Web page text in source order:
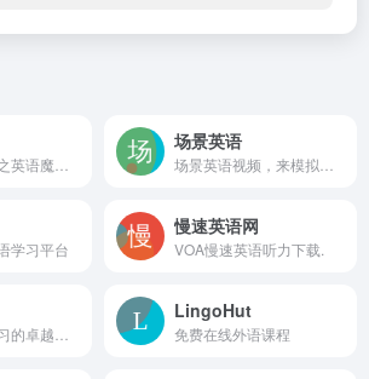
场景英语
学习平台
慢速英语网
VOA慢速英语听力下载.
LingoHut
免费在线外语课程